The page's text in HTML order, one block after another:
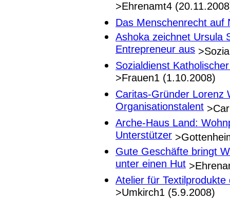
>Ehrenamt4
Das Menschenrecht auf
Ashoka zeichnet Ursula
Entrepreneur aus
Sozialdienst
>Frauen1 (1.10.2008)
Caritas-Gründer Lorenz
Organisationstalent
Arche-Haus Land:
Unterstützer
Gute Geschäfte bringt
unter einen Hut
Atelier für
>Umkirch1 (5.9.2008)